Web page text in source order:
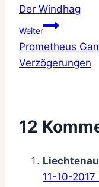
Der Windhag
Weiter
Prometheus
Verzögerungen
12
11-10-